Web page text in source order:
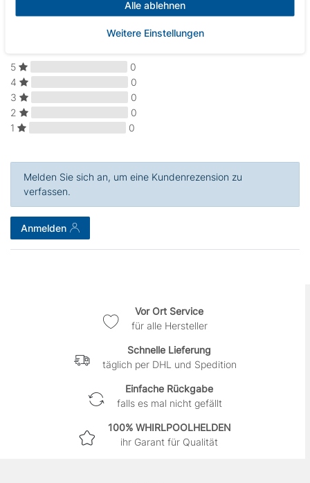
Kundenrezensionen(0)
5
0
4
0
3
0
2
0
1
0
Melden Sie sich an, um eine Kundenrezension zu
verfassen.
Anmelden
Vor Ort Service
für alle Hersteller
Schnelle Lieferung
täglich per DHL und Spedition
Einfache Rückgabe
falls es mal nicht gefällt
100% WHIRLPOOLHELDEN
ihr Garant für Qualität
Alle ablehnen
Weitere Einstellungen